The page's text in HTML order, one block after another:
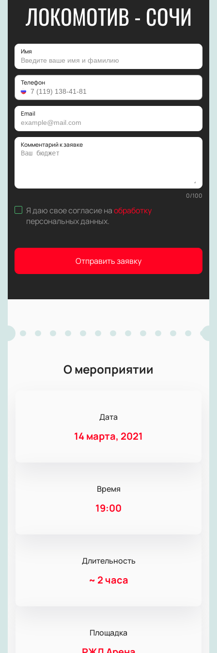
ЛОКОМОТИВ - СОЧИ
Имя
Телефон
Email
Комментарий к заявке
0/100
Я даю свое согласие наобработку
персональных данных.
Отправить заявку
О мероприятии
Дата
14 марта, 2021
Время
19:00
Длительность
~ 2 часа
Площадка